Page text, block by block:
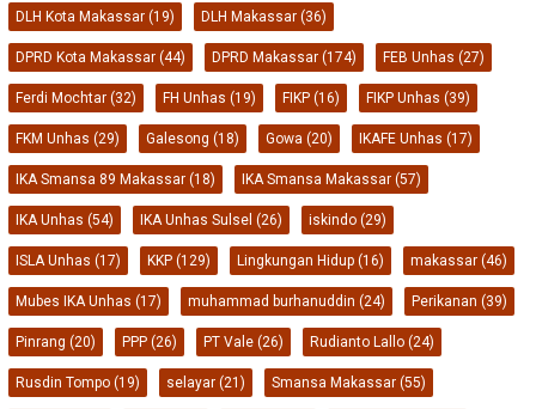
DLH Kota Makassar (19) DLH Makassar (36)
DPRD Kota Makassar (44) DPRD Makassar (174) FEB Unhas (27)
Ferdi Mochtar (32) FH Unhas (19) FIKP (16) FIKP Unhas (39)
FKM Unhas (29) Galesong (18) Gowa (20) IKAFE Unhas (17)
IKA Smansa 89 Makassar (18) IKA Smansa Makassar (57)
IKA Unhas (54) IKA Unhas Sulsel (26) iskindo (29)
ISLA Unhas (17) KKP (129) Lingkungan Hidup (16) makassar (46)
Mubes IKA Unhas (17) muhammad burhanuddin (24) Perikanan (39)
Pinrang (20) PPP (26) PT Vale (26) Rudianto Lallo (24)
Rusdin Tompo (19) selayar (21) Smansa Makassar (55)